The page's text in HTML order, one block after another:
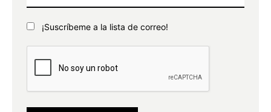
¡Suscríbeme a la lista de correo!